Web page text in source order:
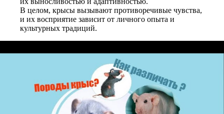
В целом, крысы вызывают противоречивые чувства,
и их восприятие зависит от личного опыта и
культурных традиций.